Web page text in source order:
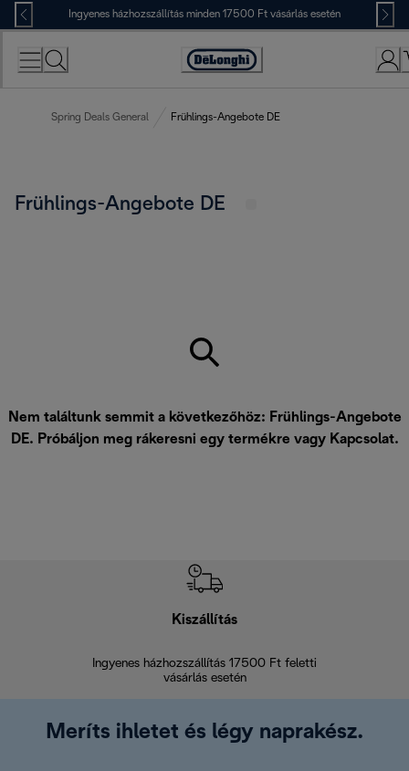
Skip
to
Content
Ingyenes házhozszállítás minden 17500 Ft vásárlás esetén
Accessibility
Spring Deals General Frühlings-Angebote DE
Frühlings-Angebote DE
Nem találtunk semmit a következőhöz: Frühlings-Angebote
DE. Próbáljon meg rákeresni egy termékre vagy Kapcsolat.
Kiszállítás
Ingyenes házhozszállítás 17500 Ft feletti
vásárlás esetén
Meríts ihletet és légy naprakész.